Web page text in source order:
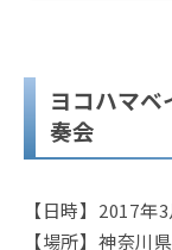
ヨコハマベ
奏会
【日時】2017
【場所】神奈川